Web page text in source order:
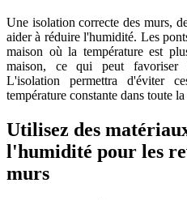
Une isolation correcte des murs,
aider à réduire l'humidité. Les
maison où la température est
maison, ce qui peut favoriser
L'isolation permettra d'éviter
température constante dans toute
Utilisez des
l'humidité pour les
murs